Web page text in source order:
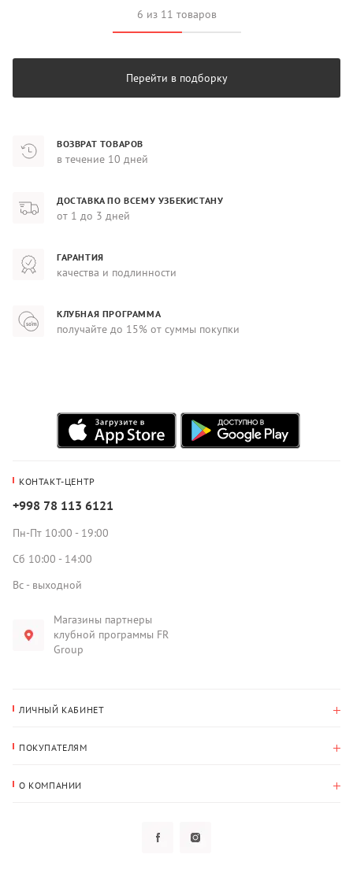
6 из 11 товаров
Перейти в подборку
ВОЗВРАТ ТОВАРОВ
в течение 10 дней
ДОСТАВКА ПО ВСЕМУ УЗБЕКИСТАНУ
от 1 до 3 дней
ГАРАНТИЯ
качества и подлинности
КЛУБНАЯ ПРОГРАММА
получайте до 15% от суммы покупки
КОНТАКТ-ЦЕНТР
+998 78 113 6121
Пн-Пт 10:00 - 19:00
Сб 10:00 - 14:00
Вс - выходной
Магазины партнеры
клубной программы FR
Group
ЛИЧНЫЙ КАБИНЕТ
Адрес для доставки
ПОКУПАТЕЛЯМ
О КОМПАНИИ
Политика конфиденциальности